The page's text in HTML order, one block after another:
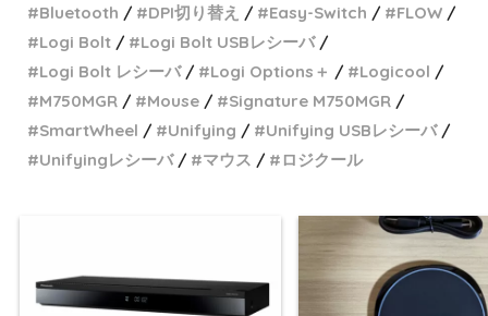
Bluetooth
DPI切り替え Easy-Switch
FLOW
Logi Bolt
Logi Bolt USBレシーバ
Logi Bolt レシーバ
Logi Options＋
Logicool
M750MGR
Mouse
Signature M750MGR
SmartWheel
Unifying
Unifying USBレシーバ
Unifyingレシーバ
マウス ロジクール